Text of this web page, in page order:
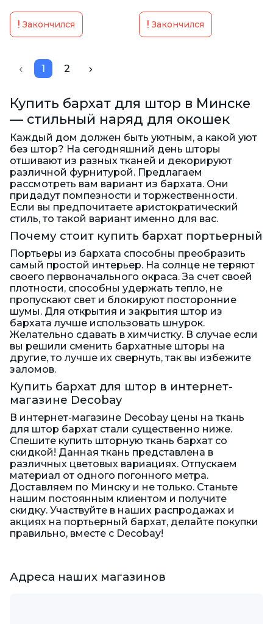
Закончился Закончился
1 2
Купить бархат для штор в Минске
— стильный наряд для окошек
Каждый дом должен быть уютным, а какой уют
без штор? На сегодняшний день шторы
отшивают из разных тканей и декорируют
различной фурнитурой. Предлагаем
рассмотреть вам вариант из бархата. Они
придадут помпезности и торжественности.
Если вы предпочитаете аристократический
стиль, то такой вариант именно для вас.
Почему стоит купить бархат портьерный
Портьеры из бархата способны преобразить
самый простой интерьер. На солнце не теряют
своего первоначального окраса. За счет своей
плотности, способны удержать тепло, не
пропускают свет и блокируют посторонние
шумы. Для открытия и закрытия штор из
бархата лучше использовать шнурок.
Желательно сдавать в химчистку. В случае если
вы решили сменить бархатные шторы на
другие, то лучше их свернуть, так вы избежите
заломов.
Купить бархат для штор в интернет-
магазине Decobay
В интернет-магазине Decobay цены на ткань
для штор бархат стали существенно ниже.
Спешите купить шторную ткань бархат со
скидкой! Данная ткань представлена в
различных цветовых вариациях. Отпускаем
материал от одного погонного метра.
Доставляем по Минску и не только. Станьте
нашим постоянным клиентом и получите
скидку. Участвуйте в наших распродажах и
акциях на портьерный бархат, делайте покупки
правильно, вместе с Decobay!
Адреса наших магазинов